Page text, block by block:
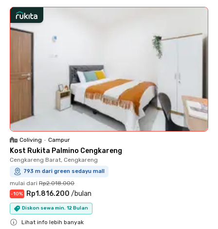
Coliving • Campur
Kost Rukita Palmino Cengkareng
Cengkareng Barat, Cengkareng
793 m dari green sedayu mall
mulai dari Rp2.018.000
-10% Rp1.816.200 /bulan
Diskon sewa min. 12 Bulan
Lihat info lebih banyak